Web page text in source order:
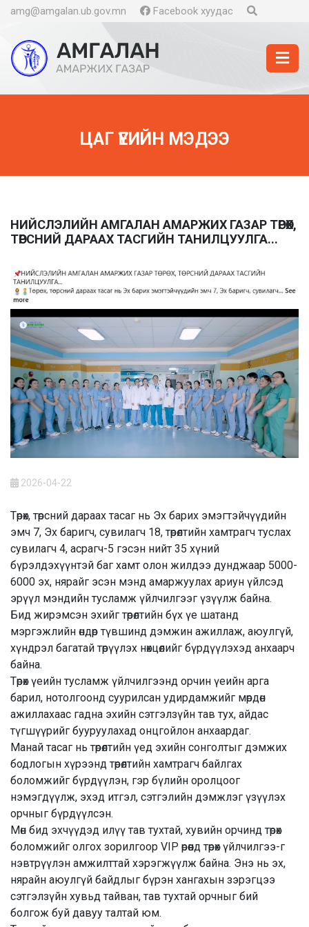
amg@amgalan.ub.gov.mn Facebook хуудас
ЦАГ ҮЕИЙН МЭДЭЭ
НИЙСЛЭЛИЙН АМГАЛАН АМАРЖИХ ГАЗАР ТӨРӨХ,
ТӨРСНИЙ ДАРААХ ТАСГИЙН ТАНИЛЦУУЛГА...
2026-04-22
Төрөх, төрсний дараах тасаг нь Эх барих эмэгтэйчүүдийн
эмч 7, Эх баригч, сувилагч 18, төрөлтийн хамтрагч туслах
сувилагч 4, асрагч-5 гэсэн нийт 35 хүний
бүрэлдэхүүнтэй баг хамт олон жилдээ дунджаар 5000-
6000 эх, нярайг эсэн мэнд амаржуулах ариун үйлсэд
эрүүл мэндийн тусламж үйлчилгээг үзүүлж байна.
Бид жирэмсэн эхийг төрөлтийн бүх үе шатанд
мэргэжлийн өндөр түвшинд дэмжин ажиллаж, аюулгүй,
хүндрэл багатай төрүүлэх нөхцөлийг бүрдүүлэхэд анхаарч
байна.
Төрөх үеийн тусламж үйлчилгээнд орчин үеийн арга
барил, нотолгоонд суурилсан удирдамжийг мөрдөн
ажиллахаас гадна эхийн сэтгэлзүйн тав тух, айдас
түгшүүрийг бууруулахад онцгойлон анхаардаг.
Манай тасаг нь төрөлтийн үед эхийн сонголтыг дэмжих
бодлогын хүрээнд төрөлтийн хамтрагч байлгах
боломжийг бүрдүүлэн, гэр бүлийн оролцоог
нэмэгдүүлж, эхэд итгэл, сэтгэлийн дэмжлэг үзүүлэх
орчныг бүрдүүлсэн.
Мөн бид эхчүүдэд илүү тав тухтай, хувийн орчинд төрөх
боломжийг олгох зорилгоор VIP өрөөнд төрөх үйлчилгээ-г
нэвтрүүлэн амжилттай хэрэгжүүлж байна. Энэ нь эх,
нярайн аюулгүй байдлыг бүрэн хангахын зэрэгцээ
сэтгэлзүйн хувьд тайван, тав тухтай орчныг бий
болгож буй давуу талтай юм.